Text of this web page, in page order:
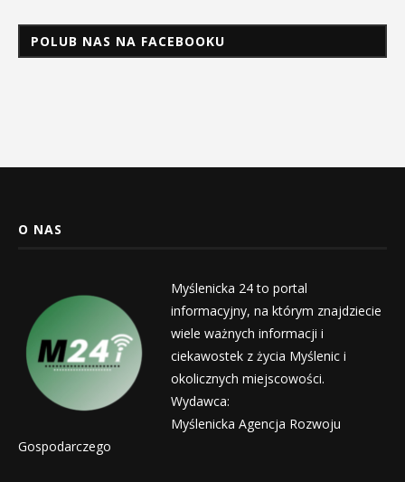
POLUB NAS NA FACEBOOKU
O NAS
Myślenicka 24 to portal
informacyjny, na którym znajdziecie
wiele ważnych informacji i
ciekawostek z życia Myślenic i
okolicznych miejscowości.
Wydawca:
Myślenicka Agencja Rozwoju
Gospodarczego